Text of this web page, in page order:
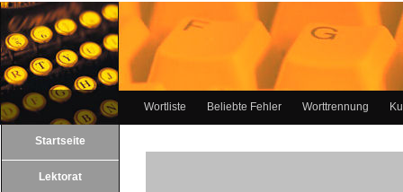
Wortliste Beliebte Fehler Worttrennung
Startseite
Lektorat